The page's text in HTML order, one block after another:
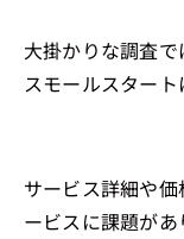
大掛かりな調査
スモールスタート
サービス詳細や
ービスに課題が